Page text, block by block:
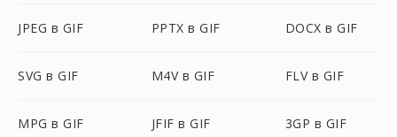
JPEG в GIF PPTX в GIF DOCX в GIF
SVG в GIF M4V в GIF FLV в GIF
MPG в GIF JFIF в GIF 3GP в GIF